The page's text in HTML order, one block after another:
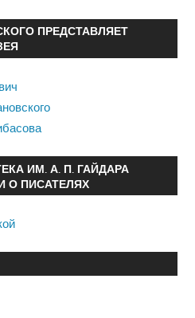
ПРЕДСТАВЛЯЕТ
ИМ. А. П. ГАЙДАРА
О ПИСАТЕЛЯХ